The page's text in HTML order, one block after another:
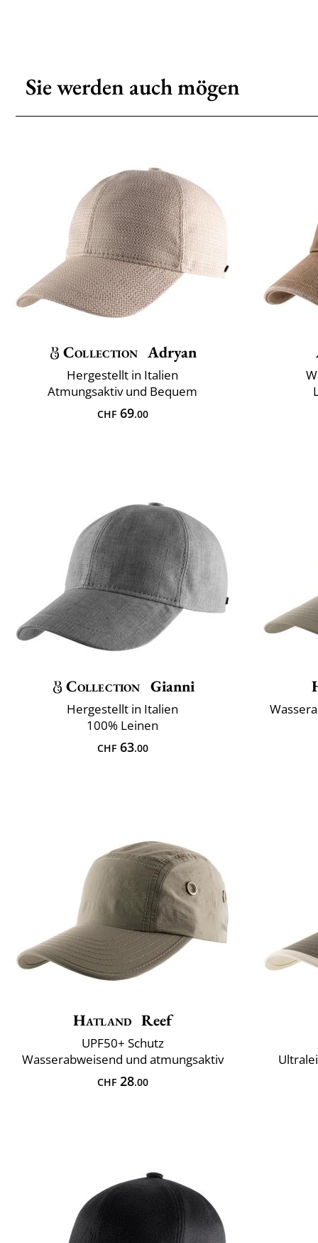
Sie werden auch mögen
Collection Adryan
Hergestellt in Italien
Atmungsaktiv und Bequem
CHF69.00
Collection Gianni
Hergestellt in Italien
100% Leinen
CHF63.00
Hatland Reef
UPF50+ Schutz
Wasserabweisend und atmungsaktiv
CHF28.00